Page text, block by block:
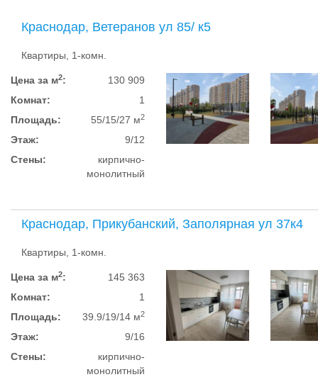
Краснодар, Ветеранов ул 85/ к5
Квартиры, 1-комн.
Цена за м2:
130 909
Комнат:
1
Площадь:
55/15/27 м2
Этаж:
9/12
Стены:
кирпично-
монолитный
Краснодар, Прикубанский, Заполярная ул 37к4
Квартиры, 1-комн.
Цена за м2:
145 363
Комнат:
1
Площадь:
39.9/19/14 м2
Этаж:
9/16
Стены:
кирпично-
монолитный